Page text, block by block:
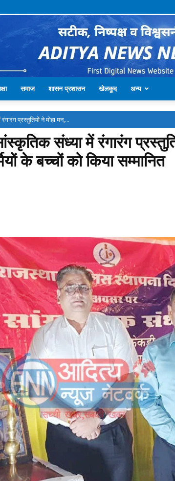
समाज शासन प्रशासन खेलकूद अन्य
प्रस्तुतियों ने मोहा मन,...
संध्या में रंगारंग
के बच्चों को किया सम्मानित